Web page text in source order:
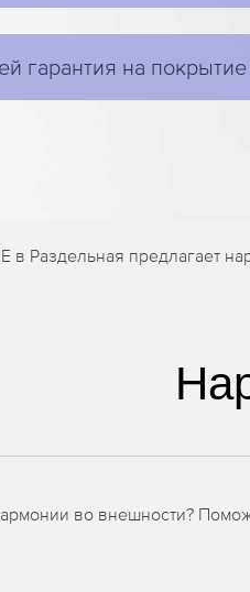
гарантия на покрытие
в Раздельная предлагает
во внешности?